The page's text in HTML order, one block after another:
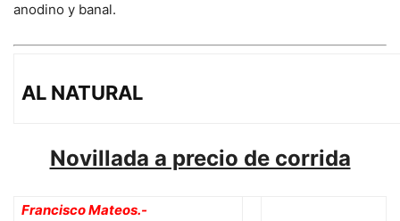
anodino y banal.
AL NATURAL
Novillada a precio de corrida
Francisco Mateos.-